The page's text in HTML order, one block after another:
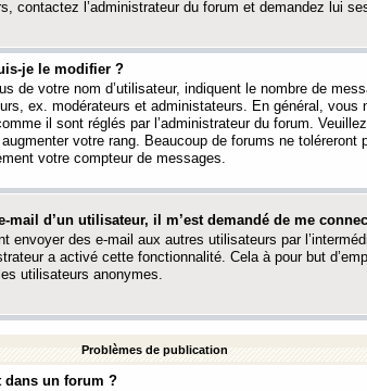
contactez l’administrateur du forum et demandez lui
je le modifier ?
de votre nom d’utilisateur, indiquent le nombre de
ex. modérateurs et administateurs. En général, vous
il sont réglés par l’administrateur du forum.
votre rang. Beaucoup de forums ne toléreront
votre compteur de messages.
mail d’un utilisateur, il m’est demandé de me
envoyer des e-mail aux autres utilisateurs par
a activé cette fonctionnalité. Cela à pour but
utilisateurs anonymes.
Problèmes de publication
dans un forum ?